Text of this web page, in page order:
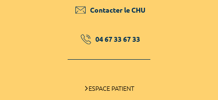
Contacter le CHU
04 67 33 67 33
ESPACE PATIENT